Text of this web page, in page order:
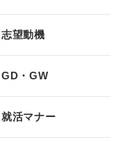
志望動機
GD・GW
就活マナー